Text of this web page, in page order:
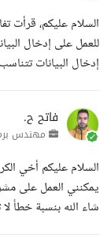
السلام عليكم، قرأت
للعمل على إدخال
إدخال البيانات
فاتح ح.
مهندس
السلام عليكم أخي
يمكنني العمل على
شاء الله بنسبة خطأ